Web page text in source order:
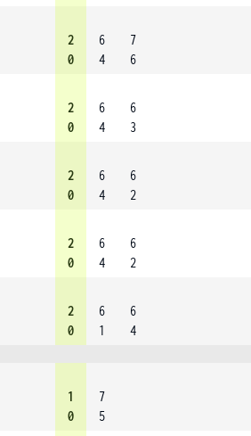
2
0
6
4
7
6
2
0
6
4
6
3
2
0
6
4
6
2
2
0
6
4
6
2
2
0
6
1
6
4
1
0
7
5